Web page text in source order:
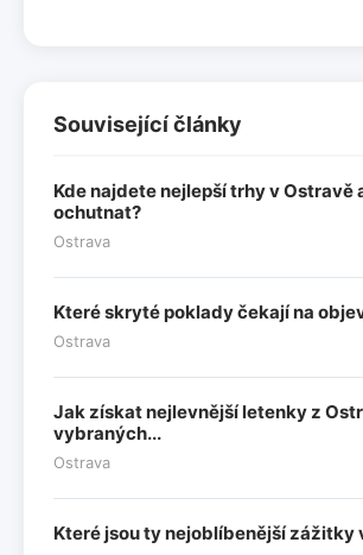
Související články
Kde najdete nejlepší trhy v Ostravě
ochutnat?
Ostrava
Které skryté poklady čekají na
Ostrava
Jak získat nejlevnější letenky z
vybraných...
Ostrava
Které jsou ty nejoblíbenější zážitky